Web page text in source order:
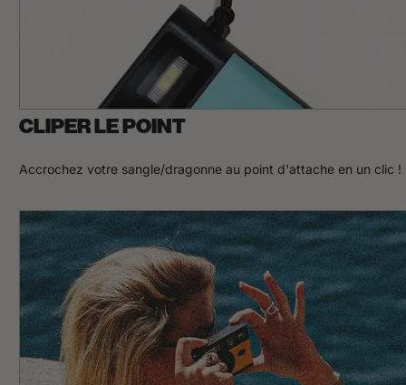
CLIPER LE POINT
Accrochez votre sangle/dragonne au point d'attache en un clic !